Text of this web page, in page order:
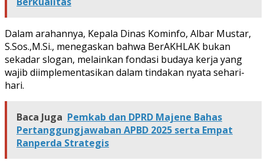
Dalam arahannya, Kepala Dinas Kominfo, Albar Mustar,
S.Sos.,M.Si., menegaskan bahwa BerAKHLAK bukan
sekadar slogan, melainkan fondasi budaya kerja yang
wajib diimplementasikan dalam tindakan nyata sehari-
hari.
Baca Juga Pemkab dan DPRD Majene Bahas
Pertanggungjawaban APBD 2025 serta Empat
Ranperda Strategis